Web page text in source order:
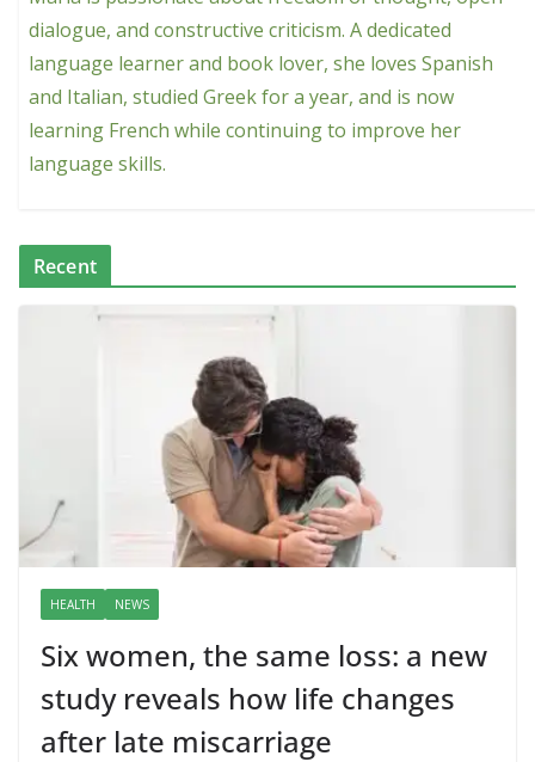
dialogue, and constructive criticism. A dedicated
language learner and book lover, she loves Spanish
and Italian, studied Greek for a year, and is now
learning French while continuing to improve her
language skills.
Recent
HEALTH NEWS
Six women, the same loss: a new
study reveals how life changes
after late miscarriage